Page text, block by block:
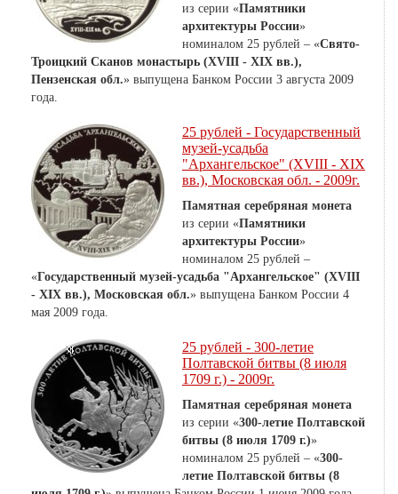
из серии «Памятники
архитектуры России»
номиналом 25 рублей – «Свято-
Троицкий Сканов монастырь (XVIII - XIX вв.),
Пензенская обл.» выпущена Банком России 3 августа 2009
года.
25 рублей - Государственный
музей-усадьба
"Архангельское" (XVIII - XIX
вв.), Московская обл. - 2009г.
Памятная серебряная монета
из серии «Памятники
архитектуры России»
номиналом 25 рублей –
«Государственный музей-усадьба "Архангельское" (XVIII
- XIX вв.), Московская обл.» выпущена Банком России 4
мая 2009 года.
25 рублей - 300-летие
Полтавской битвы (8 июля
1709 г.) - 2009г.
Памятная серебряная монета
из серии «300-летие Полтавской
битвы (8 июля 1709 г.)»
номиналом 25 рублей – «300-
летие Полтавской битвы (8